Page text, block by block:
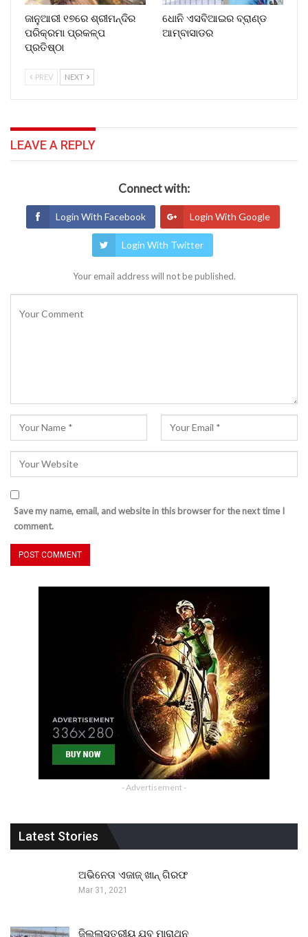
ଜାନୁଆରୀ ୧୭ରେ ଶ୍ରୀମନ୍ଦିର
ପରିକ୍ରମା ପ୍ରକଳ୍ପ
ପ୍ରତିଷ୍ଠା
ଧୋନି ଏସବିଆଇର ବ୍ରାଣ୍ଡ
ଆମ୍ବାସାଡର
PREV NEXT
LEAVE A REPLY
Connect with:
Login With Facebook Login With Google
Login With Twitter
Your email address will not be published.
Save my name, email, and website in this browser for the next time I
comment.
- Advertisement -
Latest Stories
ଅଭିନେତା ଏଜାଜ୍ ଖାନ୍ ଗିରଫ
Mar 31, 2021
ଜିଲ୍ଲାସ୍ତରୀୟ ଯୁବ ମାରାଥନ